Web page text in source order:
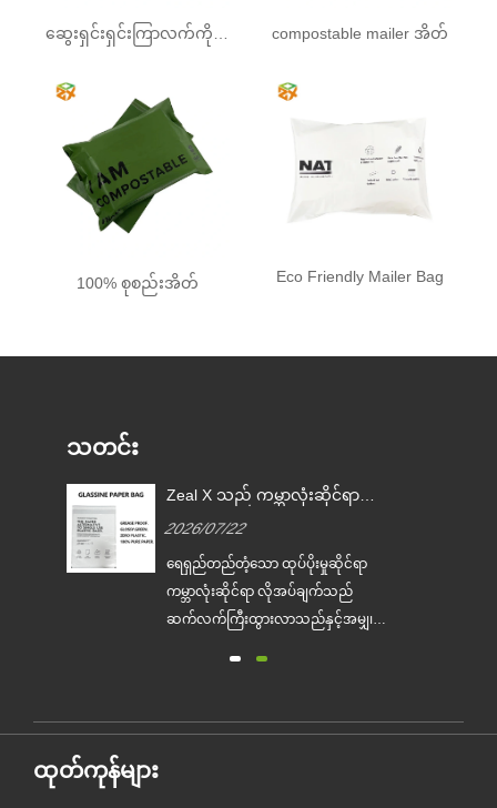
ဆွေးရှင်းရှင်းကြာလက်ကိုင်အိတ် compostable mailer အိတ်
100% စုစည်းအိတ် Eco Friendly Mailer Bag
သတင်း
တစ်
Zeal X သည် ကမ္ဘာလုံးဆိုင်ရာ
သုံး ပလတ်စတစ်ထုပ်ပိုးခြင်းကို
အစားထိုးရာတွင် ကူညီရန်အတွက်
စိတ်ကြိုက် Glassine စက္ကူအိတ်
များကို စတင်ထုတ်လုပ်ခဲ့သည်
2026/07/22
ရေရှည်တည်တံ့သော ထုပ်ပိုးမှုဆိုင်ရာ
ကမ္ဘာလုံးဆိုင်ရာ လိုအပ်ချက်သည်
ဆက်လက်ကြီးထွားလာသည်နှင့်အမျှ၊ ပ
Glassine Paper Bag စီးရီးကို တရားဝင်
ထုတ်ကုန်များ